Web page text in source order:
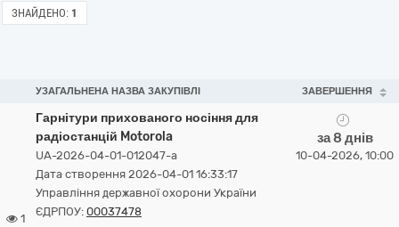
ЗНАЙДЕНО: 1
УЗАГАЛЬНЕНА НАЗВА ЗАКУПІВЛІ ЗАВЕРШЕННЯ
1
Гарнітури прихованого носіння для
радіостанцій Motorola
UA-2026-04-01-012047-a
Дата створення 2026-04-01 16:33:17
Управління державної охорони України
ЄДРПОУ: 00037478
за 8 днів
10-04-2026, 10:00